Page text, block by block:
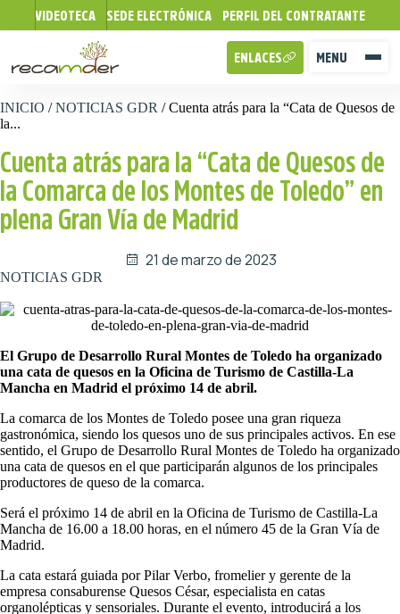
VIDEOTECA SEDE ELECTRÓNICA PERFIL DEL CONTRATANTE
MENU
ENLACES
INICIO /NOTICIAS GDR /Cuenta atrás para la “Cata de Quesos de
la...
Cuenta atrás para la “Cata de Quesos de
la Comarca de los Montes de Toledo” en
plena Gran Vía de Madrid
21 de marzo de 2023
NOTICIAS GDR
El Grupo de Desarrollo Rural Montes de Toledo ha organizado
una cata de quesos en la Oficina de Turismo de Castilla-La
Mancha en Madrid el próximo 14 de abril.
La comarca de los Montes de Toledo posee una gran riqueza
gastronómica, siendo los quesos uno de sus principales activos. En ese
sentido, el Grupo de Desarrollo Rural Montes de Toledo ha organizado
una cata de quesos en el que participarán algunos de los principales
productores de queso de la comarca.
Será el próximo 14 de abril en la Oficina de Turismo de Castilla-La
Mancha de 16.00 a 18.00 horas, en el número 45 de la Gran Vía de
Madrid.
La cata estará guiada por Pilar Verbo, fromelier y gerente de la
empresa consaburense Quesos César, especialista en catas
organolépticas y sensoriales. Durante el evento, introducirá a los